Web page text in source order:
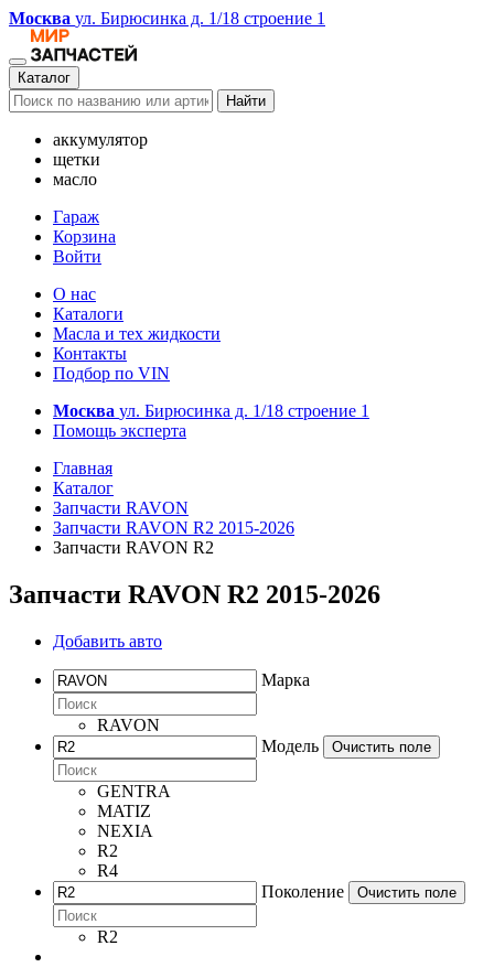
Москва ул. Бирюсинка д. 1/18 строение 1
Каталог
Найти
аккумулятор
щетки
масло
Гараж
Корзина
Войти
О нас
Каталоги
Масла и тех жидкости
Контакты
Подбор по VIN
Москва ул. Бирюсинка д. 1/18 строение 1
Помощь эксперта
Главная
Каталог
Запчасти RAVON
Запчасти RAVON R2 2015-2026
Запчасти RAVON R2
Запчасти RAVON R2 2015-2026
Добавить авто
Марка
RAVON
Модель
Очистить поле
GENTRA
MATIZ
NEXIA
R2
R4
Поколение
Очистить поле
R2